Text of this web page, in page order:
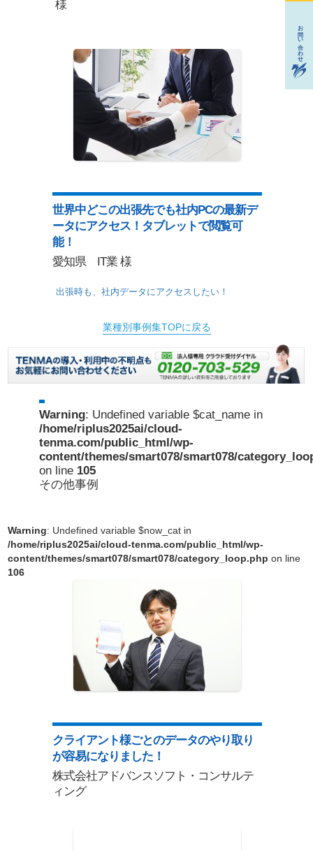
様
世界中どこの出張先でも社内PCの最新デ
ータにアクセス！タブレットで閲覧可
能！
愛知県 IT業 様
出張時も、社内データにアクセスしたい！
業種別事例集TOPに戻る
Warning: Undefined variable $cat_name in
/home/riplus2025ai/cloud-
tenma.com/public_html/wp-
content/themes/smart078/smart078/
on line 105
その他事例
Warning: Undefined variable $now_cat in
/home/riplus2025ai/cloud-tenma.com/public_html/wp-
content/themes/smart078/smart078/category_loop.php on line
106
クライアント様ごとのデータのやり取り
が容易になりました！
株式会社アドバンスソフト・コンサルテ
ィング